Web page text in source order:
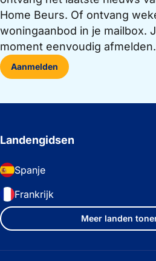
Home Beurs. Of ontvang
woningaanbod in je mailbox.
moment eenvoudig afmelden.
Aanmelden
Landengidsen
Spanje
Frankrijk
Meer landen